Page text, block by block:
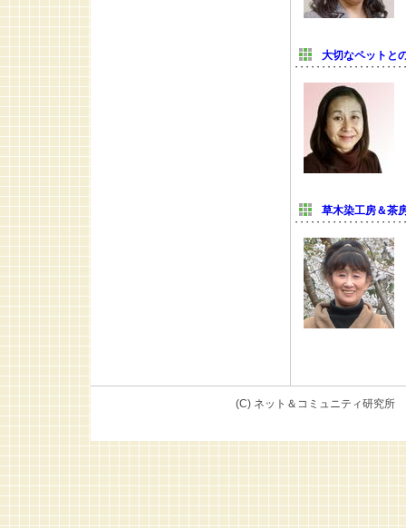
大切なペットと
草木染工房＆茶
(C) ネット＆コミュニティ